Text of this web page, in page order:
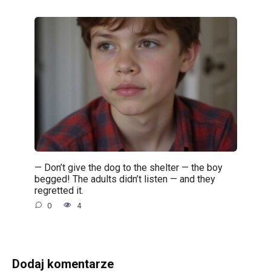
— Don’t give the dog to the shelter — the boy
begged! The adults didn’t listen — and they
regretted it.
0 4
Dodaj komentarze